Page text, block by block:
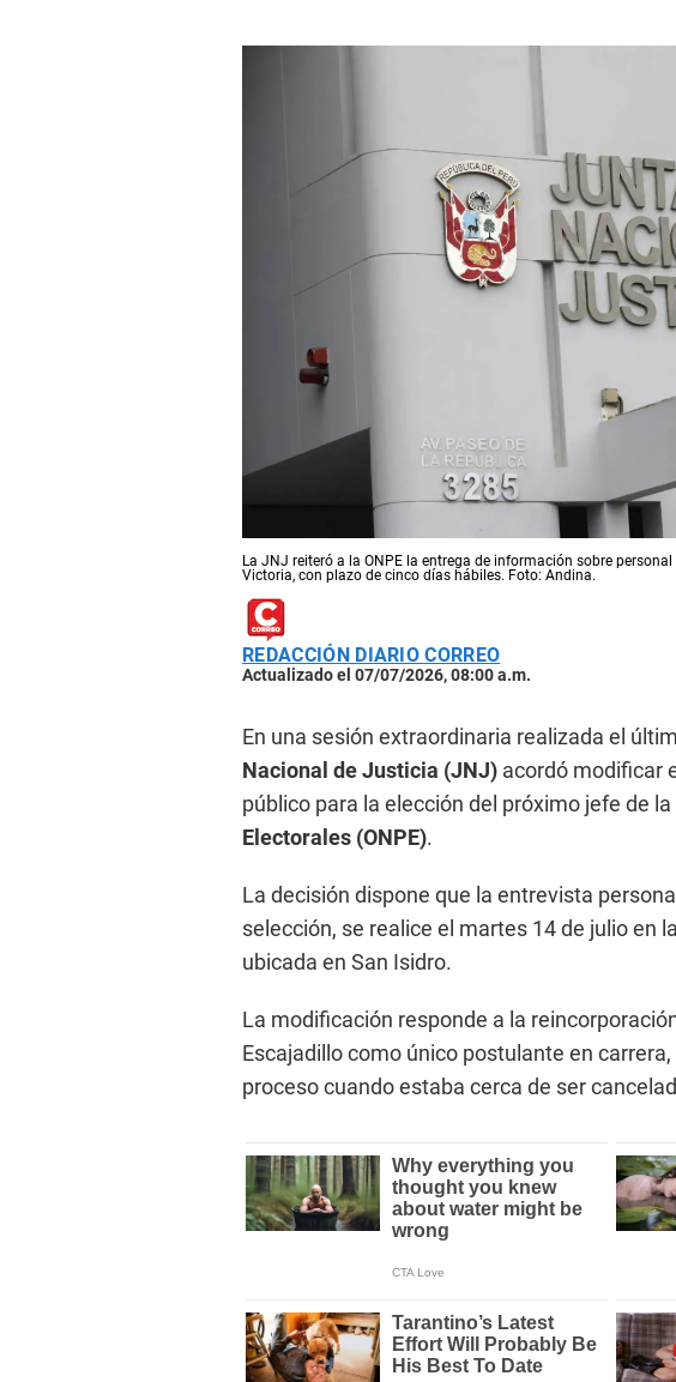
La JNJ reiteró a la ONPE la entrega de información sobre
Victoria, con plazo de cinco días hábiles. Foto: Andina.
REDACCIÓN DIARIO CORREO
Actualizado el 07/07/2026, 08:00 a.m.
En una sesión extraordinaria realizada el
Nacional de Justicia (JNJ) acordó modificar
público para la elección del próximo jefe de la
Electorales (ONPE).
La decisión dispone que la entrevista
selección, se realice el martes 14 de julio en
ubicada en San Isidro.
La modificación responde a la
Escajadillo como único postulante en
proceso cuando estaba cerca de ser